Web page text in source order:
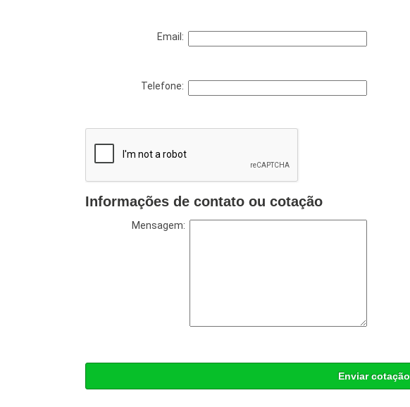
Email:
Telefone:
Informações de contato ou cotação
Mensagem:
Enviar cotação